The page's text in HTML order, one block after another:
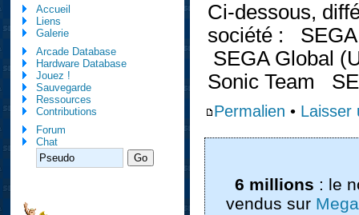
Ci-dessous,
société :
SEGA Global
Sonic Team
Permalien • Laisser
6 millions : le
vendus sur
Accueil
Liens
Galerie
Arcade Database
Hardware Database
Jouez !
Sauvegarde
Ressources
Contributions
Forum
Chat